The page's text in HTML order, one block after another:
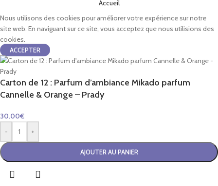
Accueil
Nous utilisons des cookies pour améliorer votre expérience sur notre
site web. En naviguant sur ce site, vous acceptez que nous utilisions des
cookies.
ACCEPTER
Carton de 12 : Parfum d’ambiance Mikado parfum
Cannelle & Orange – Prady
30.00€
-
+
AJOUTER AU PANIER